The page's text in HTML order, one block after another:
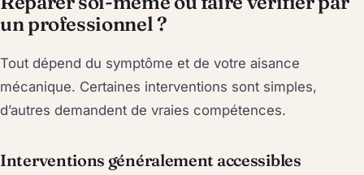
un professionnel ?
Tout dépend du symptôme et de votre aisance
mécanique. Certaines interventions sont simples,
d’autres demandent de vraies compétences.
Interventions généralement accessibles